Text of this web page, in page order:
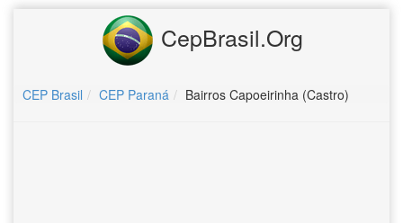
CepBrasil.Org
CEP Brasil CEP Paraná Bairros Capoeirinha (Castro)